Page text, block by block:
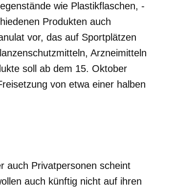
wie Plastikflaschen, -
Produkten auch
vor, das auf Sportplätzen
Arzneimitteln
soll ab dem 15. Oktober
von etwa einer halben
auch Privatpersonen scheint
auch künftig nicht auf ihren